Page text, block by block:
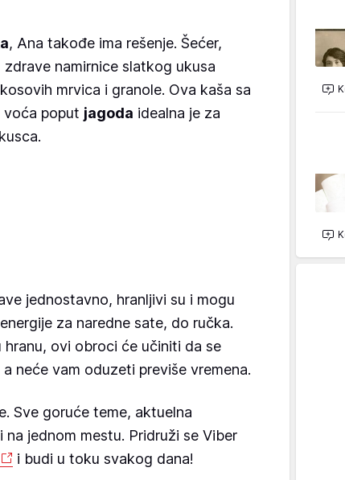
, Ana takođe ima rešenje. Šećer,
namirnice slatkog ukusa
mrvica i granole. Ova kaša sa
poput jagoda idealna je za
jednostavno, hranljivi su i mogu
za naredne sate, do ručka.
ovi obroci će učiniti da se
a neće vam oduzeti previše vremena.
Sve goruće teme, aktuelna
jednom mestu. Pridruži se Viber
i budi u toku svakog dana!